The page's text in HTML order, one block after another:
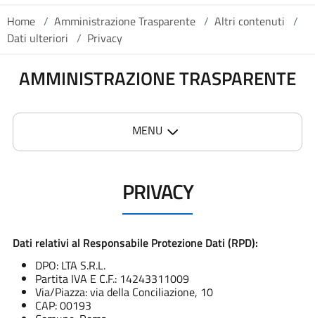
Home / Amministrazione Trasparente / Altri contenuti /
Dati ulteriori / Privacy
AMMINISTRAZIONE TRASPARENTE
MENU
PRIVACY
Dati relativi al Responsabile Protezione Dati (RPD):
DPO: LTA S.R.L.
Partita IVA E C.F.: 14243311009
Via/Piazza: via della Conciliazione, 10
CAP: 00193